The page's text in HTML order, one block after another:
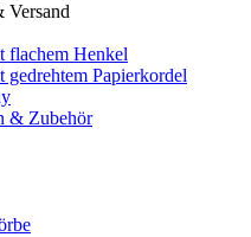
Versand
flachem Henkel
gedrehtem Papierkordel
& Zubehör